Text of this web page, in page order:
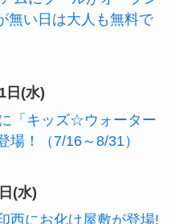
無い日は大人も無料で
日(水)
「キッズ☆ウォーター
場！（7/16～8/31）
(水)
西にお化け屋敷が登場!